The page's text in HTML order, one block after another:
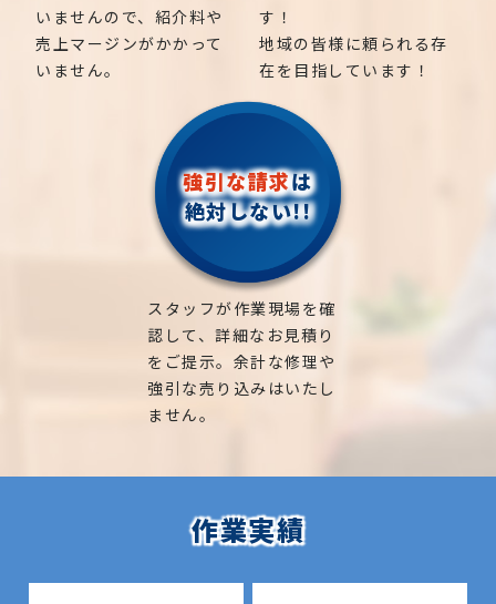
いませんので、紹介料や
売上マージンがかかって
いません。
す！
地域の皆様に頼られる存
在を目指しています！
強引な請求は
絶対しない!!
スタッフが作業現場を確
認して、詳細なお見積り
をご提示。余計な修理や
強引な売り込みはいたし
ません。
作業実績